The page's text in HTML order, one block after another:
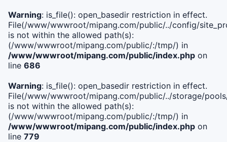
Warning: is_file(): open_basedir restriction in effect.
File(/www/wwwroot/mipang.com/public/../config/
is not within the allowed path(s):
(/www/wwwroot/mipang.com/public/:/tmp/) in
/www/wwwroot/mipang.com/public/index.php on
line 686
Warning: is_file(): open_basedir restriction in effect.
File(/www/wwwroot/mipang.com/public/../storage/
is not within the allowed path(s):
(/www/wwwroot/mipang.com/public/:/tmp/) in
/www/wwwroot/mipang.com/public/index.php on
line 779